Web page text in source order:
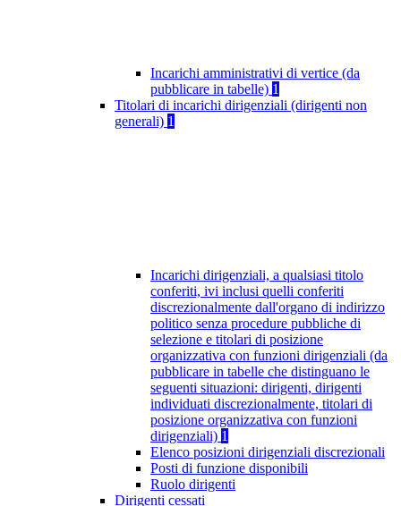
Incarichi amministrativi di vertice (da
pubblicare in tabelle) 1
Titolari di incarichi dirigenziali (dirigenti non
generali) 1
Incarichi dirigenziali, a qualsiasi titolo
conferiti, ivi inclusi quelli conferiti
discrezionalmente dall'organo di indirizzo
politico senza procedure pubbliche di
selezione e titolari di posizione
organizzativa con funzioni dirigenziali (da
pubblicare in tabelle che distinguano le
seguenti situazioni: dirigenti, dirigenti
individuati discrezionalmente, titolari di
posizione organizzativa con funzioni
dirigenziali) 1
Elenco posizioni dirigenziali discrezionali
Posti di funzione disponibili
Ruolo dirigenti
Dirigenti cessati